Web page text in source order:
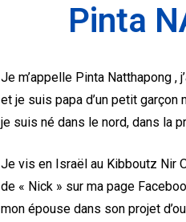
Pinta
Je m’appelle Pinta Natthapong ,
et je suis papa d’un petit garçon
je suis né dans le nord, dans la
Je vis en Israël au Kibboutz Nir
de « Nick » sur ma page
mon épouse dans son projet